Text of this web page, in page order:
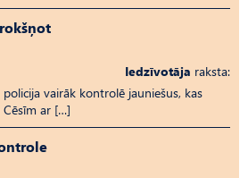
Iedzīvotāja raksta:
policija vairāk kontrolē jauniešus, kas
ar […]